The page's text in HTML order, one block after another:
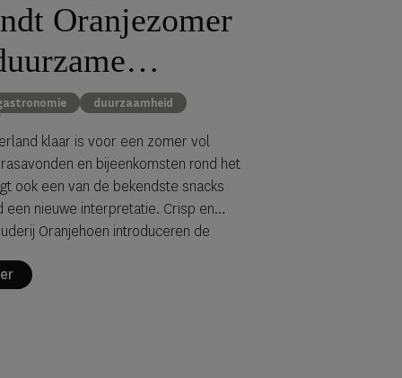
Oranjezomer
duurzaamheid
klaar is voor een zomer vol
en bijeenkomsten rond het
ook een van de bekendste snacks
een nieuwe interpretatie. Crisp en
Oranjehoen introduceren de
de Oranjezomer combineert met een